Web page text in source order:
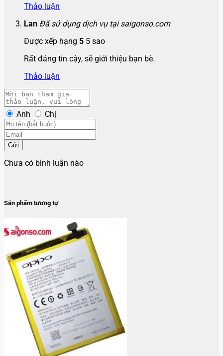
Thảo luận
Lan Đã sử dụng dịch vụ tại saigonso.com
Được xếp hạng 5 5 sao
Rất đáng tin cậy, sẽ giới thiệu bạn bè.
Thảo luận
Anh Chị
Gửi
Chưa có bình luận nào
Sản phẩm tương tự